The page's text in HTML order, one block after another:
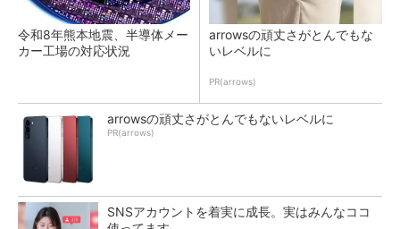
令和8年熊本地震、半導体メー
カー工場の対応状況
arrowsの頑丈さがとんでもな
いレベルに
PR(arrows)
arrowsの頑丈さがとんでもないレベルに
PR(arrows)
SNSアカウントを着実に成長。実はみんなココ